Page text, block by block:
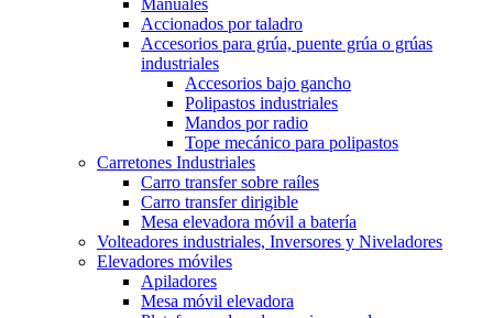
Accionados por taladro
Accesorios para grúa, puente grúa o grúas
industriales
Accesorios bajo gancho
Polipastos industriales
Mandos por radio
Tope mecánico para polipastos
Carretones Industriales
Carro transfer sobre raíles
Carro transfer dirigible
Mesa elevadora móvil a batería
Volteadores industriales, Inversores y Niveladores
Elevadores móviles
Apiladores
Mesa móvil elevadora